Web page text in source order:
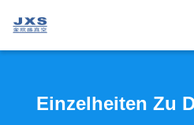
Einzelheiten Zu